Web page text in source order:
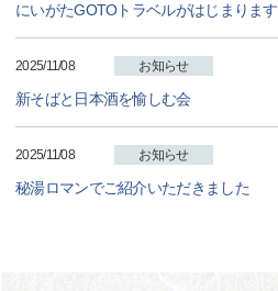
にいがたGOTOトラベルがはじまります
2025/11/08 お知らせ
新そばと日本酒を愉しむ会
2025/11/08 お知らせ
秘湯ロマンでご紹介いただきました